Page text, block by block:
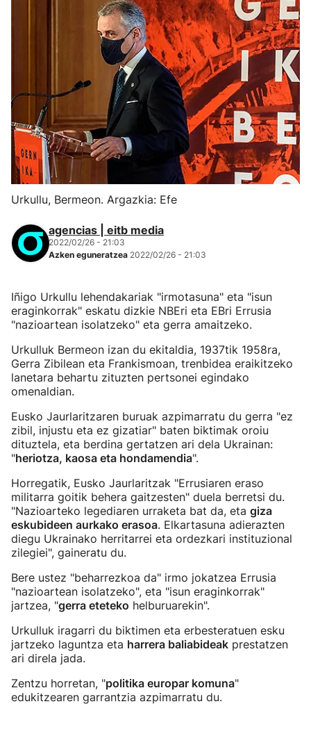
Urkullu, Bermeon. Argazkia: Efe
agencias | eitb media
2022/02/26 - 21:03
Azken eguneratzea 2022/02/26 - 21:03
Iñigo Urkullu lehendakariak "irmotasuna" eta "isun
eraginkorrak" eskatu dizkie NBEri eta EBri Errusia
"nazioartean isolatzeko" eta gerra amaitzeko.
Urkulluk Bermeon izan du ekitaldia, 1937tik 1958ra,
Gerra Zibilean eta Frankismoan, trenbidea eraikitzeko
lanetara behartu zituzten pertsonei egindako
omenaldian.
Eusko Jaurlaritzaren buruak azpimarratu du gerra "ez
zibil, injustu eta ez gizatiar" baten biktimak oroiu
dituztela, eta berdina gertatzen ari dela Ukrainan:
"heriotza, kaosa eta hondamendia".
Horregatik, Eusko Jaurlaritzak "Errusiaren eraso
militarra goitik behera gaitzesten" duela berretsi du.
"Nazioarteko legediaren urraketa bat da, eta giza
eskubideen aurkako erasoa. Elkartasuna adierazten
diegu Ukrainako herritarrei eta ordezkari instituzional
zilegiei", gaineratu du.
Bere ustez "beharrezkoa da" irmo jokatzea Errusia
"nazioartean isolatzeko", eta "isun eraginkorrak"
jartzea, "gerra eteteko helburuarekin".
Urkulluk iragarri du biktimen eta erbesteratuen esku
jartzeko laguntza eta harrera baliabideak prestatzen
ari direla jada.
Zentzu horretan, "politika europar komuna"
edukitzearen garrantzia azpimarratu du.